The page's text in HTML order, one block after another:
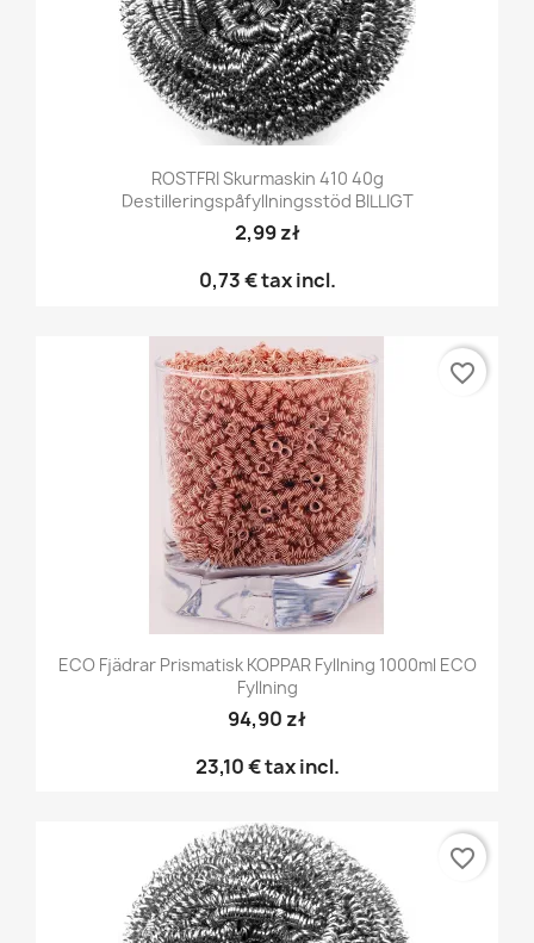
ROSTFRI Skurmaskin 410 40g
Destilleringspåfyllningsstöd BILLIGT
2,99 zł
0,73 €tax incl.
ECO Fjädrar Prismatisk KOPPAR Fyllning 1000ml ECO
Fyllning
94,90 zł
23,10 €tax incl.
favorite_border
favorite_border